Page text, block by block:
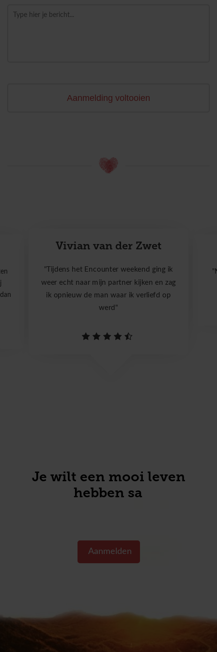
Vivian van der Zwet
"Tijdens het Encounter weekend ging ik
weer echt naar mijn partner kijken en zag
ik opnieuw de man waar ik verliefd op
werd"
Je wilt een mooi leven
hebben same
Aanmelden